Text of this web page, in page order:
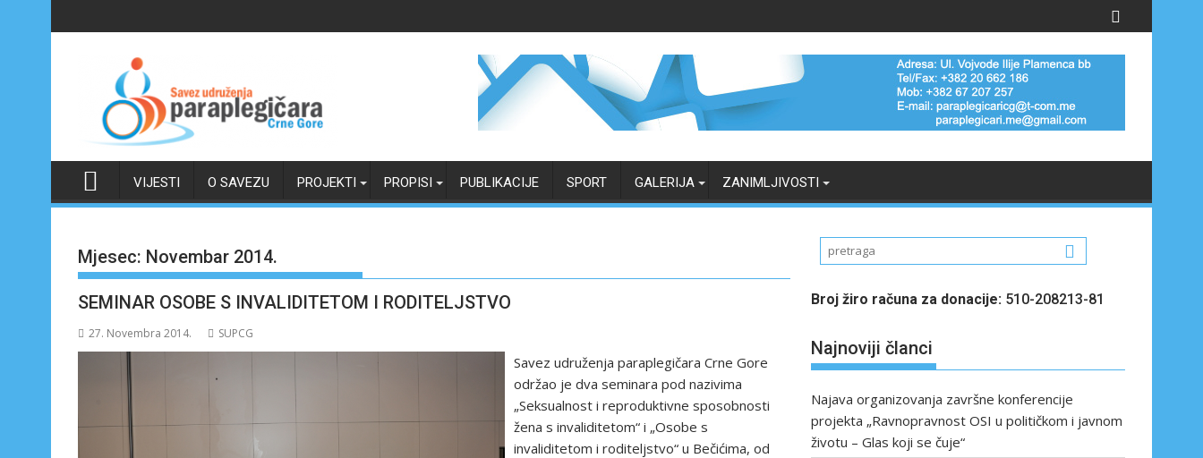
to
VIJESTI O SAVEZU PROJEKTI PROPISI PUBLIKACIJE SPORT GALERIJA ZANIMLJIVOSTI
Mjesec: Novembar 2014.
SEMINAR OSOBE S INVALIDITETOM I RODITELJSTVO
27. Novembra 2014. SUPCG
Savez udruženja paraplegičara Crne Gore
održao je dva seminara pod nazivima
„Seksualnost i reproduktivne sposobnosti
žena s invaliditetom“ i „Osobe s
invaliditetom i roditeljstvo“ u Bečićima, od
Broj žiro računa za donacije: 510-208213-81
Najnoviji članci
Najava organizovanja završne konferencije
projekta „Ravnopravnost OSI u političkom i javnom
životu – Glas koji se čuje“